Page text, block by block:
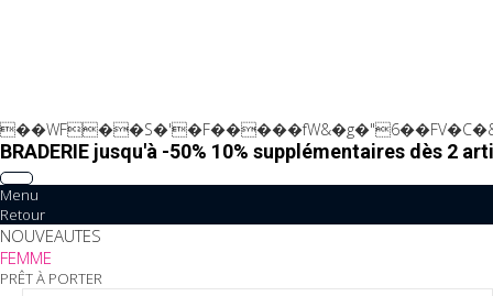
BRADERIE jusqu'à -50% 10% supplémentaires dès 2
Menu
Retour
NOUVEAUTES
FEMME
PRÊT À PORTER